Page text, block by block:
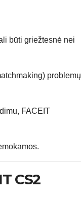
būti griežtesnė nei
FACEIT
CS2